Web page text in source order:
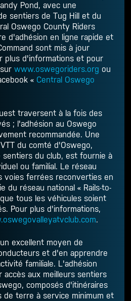
Pond, avec une
sentiers de Tug Hill et du
Oswego County Riders
d'adhésion en ligne rapide et
sont mis à jour
plus d'informations et pour
surwww.oswegoriders.org ou
« Central Oswego
traversent à la fois des
; l'adhésion au Oswego
recommandée. Une
du comté d'Oswego,
sentiers du club, est fournie à
ou familial. Le réseau
voies ferrées reconverties en
du réseau national « Rails-to-
tous les véhicules soient
Pour plus d'informations,
.
excellent moyen de
et d'en apprendre
familiale. L'adhésion
accès aux meilleurs sentiers
composés d'itinéraires
de terre à service minimum et